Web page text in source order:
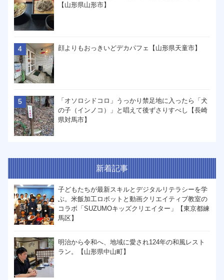
【山形県山形市】
顔よりもおっきいどデカパフェ【山形県天童市】
「オソロシドコロ」うっかり禁足地に入ったら「犬
の子（インノコ）」と唱えて後ずさりすべし【長崎
県対馬市】
新着記事
子どもたちが最新スキルとデジタルリテラシーを学
ぶ。米飯加工ロボットと動画クリエイティブ教室の
コラボ「SUZUMOキッズクリエイター」【東京都練
馬区】
明治から令和へ、地域に愛され124年の和風レスト
ラン。【山形県中山町】